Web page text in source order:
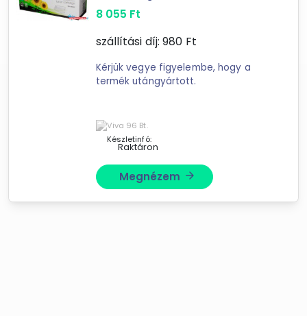
8 055 Ft
szállítási díj: 980 Ft
Kérjük vegye figyelembe, hogy a
termék utángyártott.
Készletinfó:
Raktáron
Megnézem arrow_forward